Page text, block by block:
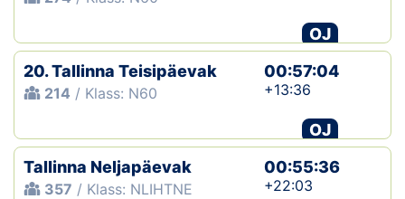
OJ
20. Tallinna Teisipäevak
214 / Klass: N60
00:57:04
+13:36
OJ
Tallinna Neljapäevak
357 / Klass: NLIHTNE
00:55:36
+22:03